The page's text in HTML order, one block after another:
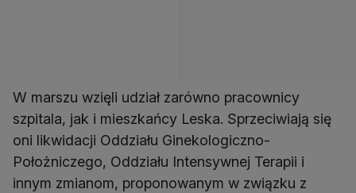
W marszu wzięli udział zarówno pracownicy
szpitala, jak i mieszkańcy Leska. Sprzeciwiają się
oni likwidacji Oddziału Ginekologiczno-
Położniczego, Oddziału Intensywnej Terapii i
innym zmianom, proponowanym w związku z